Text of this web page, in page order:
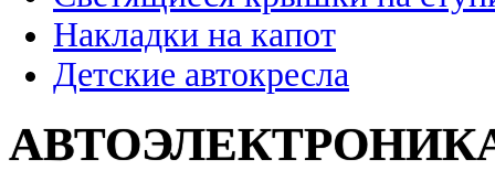
Накладки на капот
Детские автокресла